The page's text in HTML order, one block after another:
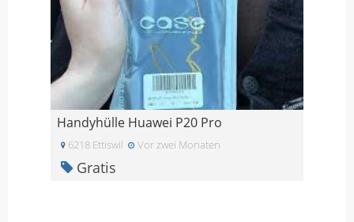
Handyhülle Huawei P20 Pro
6218 Ettiswil Vor zwei Monaten
Gratis